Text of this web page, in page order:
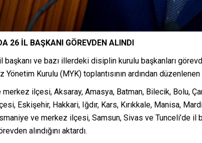
26 İL BAŞKANI GÖREVDEN ALINDI
başkanı ve bazı illerdeki disiplin kurulu başkanları
Yönetim Kurulu (MYK) toplantısının ardından düzenlenen
merkez ilçesi, Aksaray, Amasya, Batman, Bilecik, Bolu,
Eskişehir, Hakkari, Iğdır, Kars, Kırıkkale, Manisa,
ve merkez ilçesi, Samsun, Sivas ve Tunceli’de
alındığını aktardı.